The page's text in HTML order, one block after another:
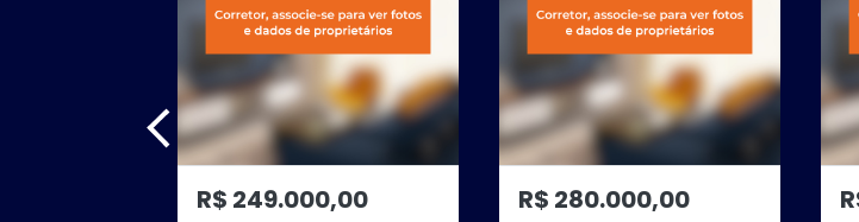
R$ 249.000,00 R$ 280.000,00